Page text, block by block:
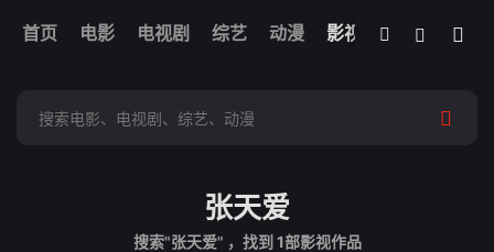
首页 电影 电视剧 综艺 动漫 影视
全部影片
我的观影记录
张天爱
搜索"张天爱" ，找到 1部影视作品